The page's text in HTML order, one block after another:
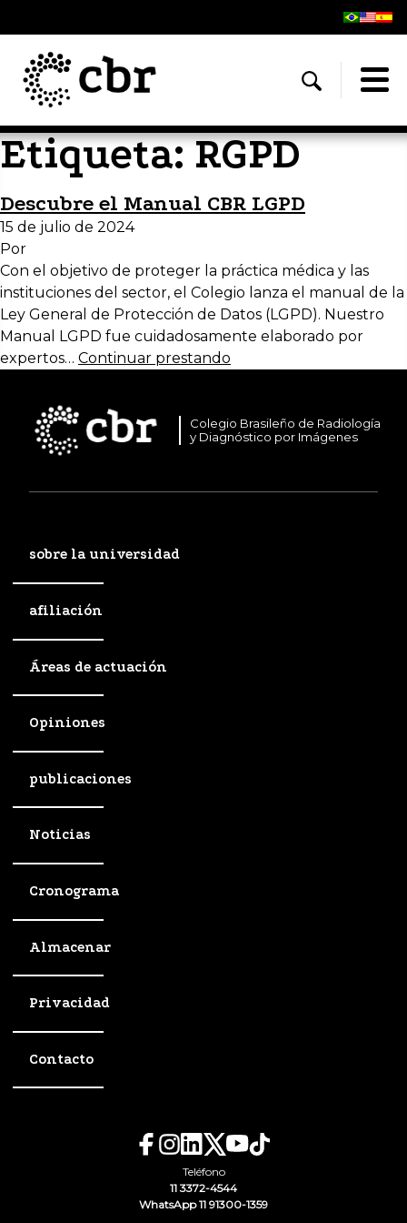
Etiqueta:RGPD
Descubre el Manual CBR LGPD
15 de julio de 2024
Por
Con el objetivo de proteger la práctica médica y las
instituciones del sector, el Colegio lanza el manual de la
Ley General de Protección de Datos (LGPD). Nuestro
Manual LGPD fue cuidadosamente elaborado por
expertos… Continuar prestando
Colegio Brasileño de Radiología
y Diagnóstico por Imágenes
sobre la universidad
afiliación
Áreas de actuación
Opiniones
publicaciones
Noticias
Cronograma
Almacenar
Privacidad
Contacto
Teléfono
11 3372-4544
WhatsApp 11 91300-1359